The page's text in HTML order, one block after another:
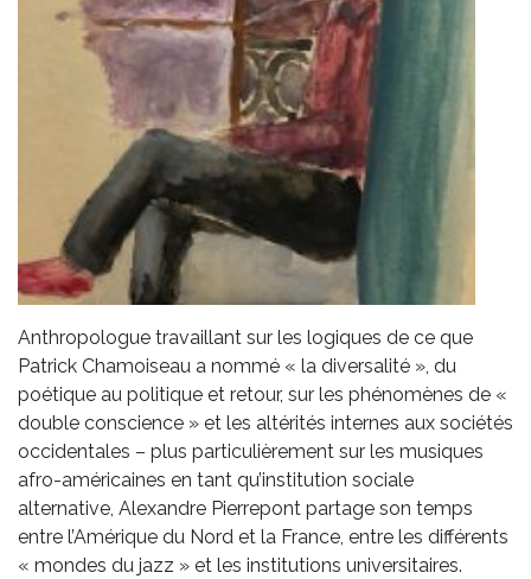
Anthropologue travaillant sur les logiques de ce que
Patrick Chamoiseau a nommé « la diversalité », du
poétique au politique et retour, sur les phénomènes de «
double conscience » et les altérités internes aux sociétés
occidentales – plus particulièrement sur les musiques
afro-américaines en tant qu’institution sociale
alternative, Alexandre Pierrepont partage son temps
entre l’Amérique du Nord et la France, entre les différents
« mondes du jazz » et les institutions universitaires.